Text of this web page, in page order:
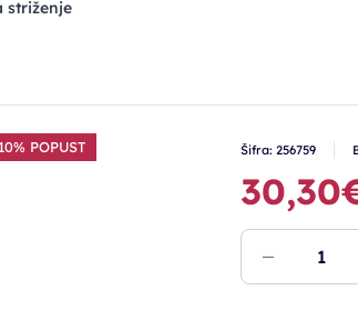
striženje
POPUST Šifra: 256759